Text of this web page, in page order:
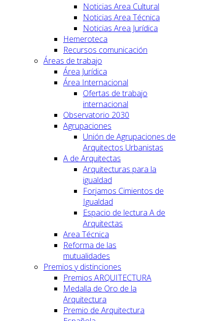
Noticias Area Cultural
Noticias Area Técnica
Noticias Area Jurídica
Hemeroteca
Recursos comunicación
Áreas de trabajo
Área Jurídica
Área Internacional
Ofertas de trabajo
internacional
Observatorio 2030
Agrupaciones
Unión de Agrupaciones de
Arquitectos Urbanistas
A de Arquitectas
Arquitecturas para la
igualdad
Forjamos Cimientos de
Igualdad
Espacio de lectura A de
Arquitectas
Area Técnica
Reforma de las
mutualidades
Premios y distinciones
Premios ARQUITECTURA
Medalla de Oro de la
Arquitectura
Premio de Arquitectura